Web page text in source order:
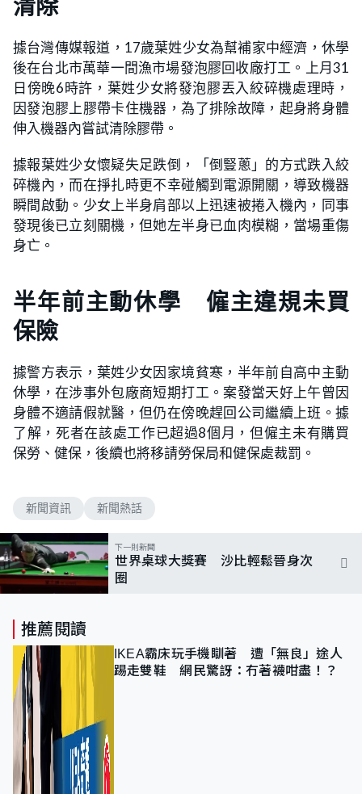
清除
據台灣傳媒報道，17歲葉姓少女為幫補家中經濟，休學
後在台北市萬華一間漁市場發泡膠回收廠打工。上月31
日傍晚6時許，葉姓少女將發泡膠丟入絞碎機處理時，
因發泡膠上膠帶卡住機器，為了排除故障，起身將身體
伸入機器內嘗試清除膠帶。
據報葉姓少女懷疑失足跌倒，「倒豎蔥」的方式跌入絞
碎機內，而在掙扎時更不幸碰觸到電源開關，導致機器
瞬間啟動。少女上半身肩部以上迅速被捲入機內，同事
發現後已立刻關機，但她左半身已血肉模糊，當場重傷
身亡。
半年前主動休學 僱主違規未買
保險
據警方表示，葉姓少女因家境貧寒，半年前自高中主動
休學，在涉事外包廠商短期打工。案發當天好上午曾因
身體不適請假就醫，但仍在傍晚趕回公司繼續上班。據
了解，死者在該處工作已超過8個月，但僱主未有購買
保勞、健保，後續也將移請勞保局和健保處裁罰。
新聞資訊 新聞熱話
下一則新聞
世界桌球大獎賽 沙比輕鬆晉身次
圈
推薦閱讀
IKEA霸床玩手機瞓著 遭「無良」途人
踢走雙鞋 網民驚訝：冇著襪咁盡！？